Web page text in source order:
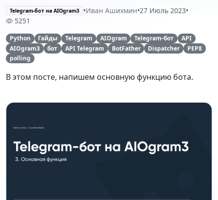
Telegram-бот на AIOgram3 •Иван Ашихмин•27 Июль 2023•
5251
Python Гайды Telegram AIOgram Telegram-бот
API
AIOgram3
бот API Telegram BotFather Dispatcher
PEP8
polling
В этом посте, напишем основную функцию бота.